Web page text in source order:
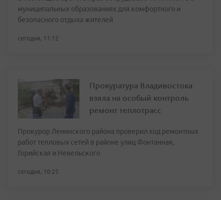
муниципальных образованиях для комфортного и
безопасного отдыха жителей
сегодня, 11:12
Прокуратура Владивостока
взяла на особый контроль
ремонт теплотрасс
Прокурор Ленинского района проверил ход ремонтных
работ тепловых сетей в районе улиц Фонтанная,
Горийская и Невельского
сегодня, 10:25